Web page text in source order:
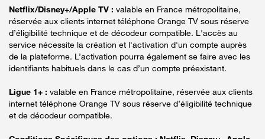
Netflix/Disney+/Apple TV : valable en France métropolitaine,
réservée aux clients internet téléphone Orange TV sous réserve
d’éligibilité technique et de décodeur compatible. L'accès au
service nécessite la création et l'activation d'un compte auprès
de la plateforme. L’activation pourra également se faire avec les
identifiants habituels dans le cas d’un compte préexistant.
Ligue 1+ : valable en France métropolitaine, réservée aux clients
internet téléphone Orange TV sous réserve d’éligibilité technique
et de décodeur compatible.